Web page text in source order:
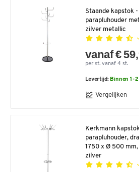
Staande kapstok
parapluhouder
zilver metallic
vanaf €
per st. vanaf 4 st.
Levertijd: Binnen 1-
Vergelijken
Kerkmann
parapluhouder,
1750 x Ø 500
zilver